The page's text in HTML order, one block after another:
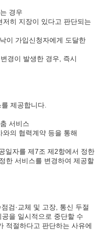
경우
히 지장이 있다고 판단되는
이 가입신청자에게 도달한
경이 발생한 경우, 즉시
제공합니다.
서비스
의 협력계약 등을 통해
일자를 제7조 제2항에서 정한
한 서비스를 변경하여 제공할
검·교체 및 고장, 통신 두절
을 일시적으로 중단할 수
적절하다고 판단하는 사유에